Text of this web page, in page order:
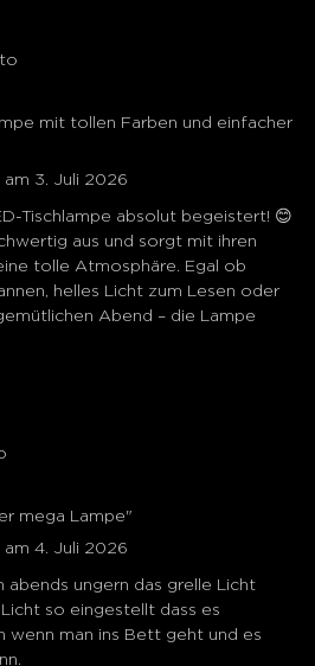
mit tollen Farben und einfacher
3. Juli 2026
Tischlampe absolut begeistert! 😊
aus und sorgt mit ihren
tolle Atmosphäre. Egal ob
helles Licht zum Lesen oder
Abend – die Lampe
mega Lampe"
4. Juli 2026
abends ungern das grelle Licht
so eingestellt dass es
wenn man ins Bett geht und es